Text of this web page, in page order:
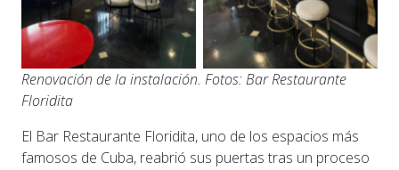
Renovación de la instalación. Fotos: Bar Restaurante
Floridita
El Bar Restaurante Floridita, uno de los espacios más
famosos de Cuba, reabrió sus puertas tras un proceso